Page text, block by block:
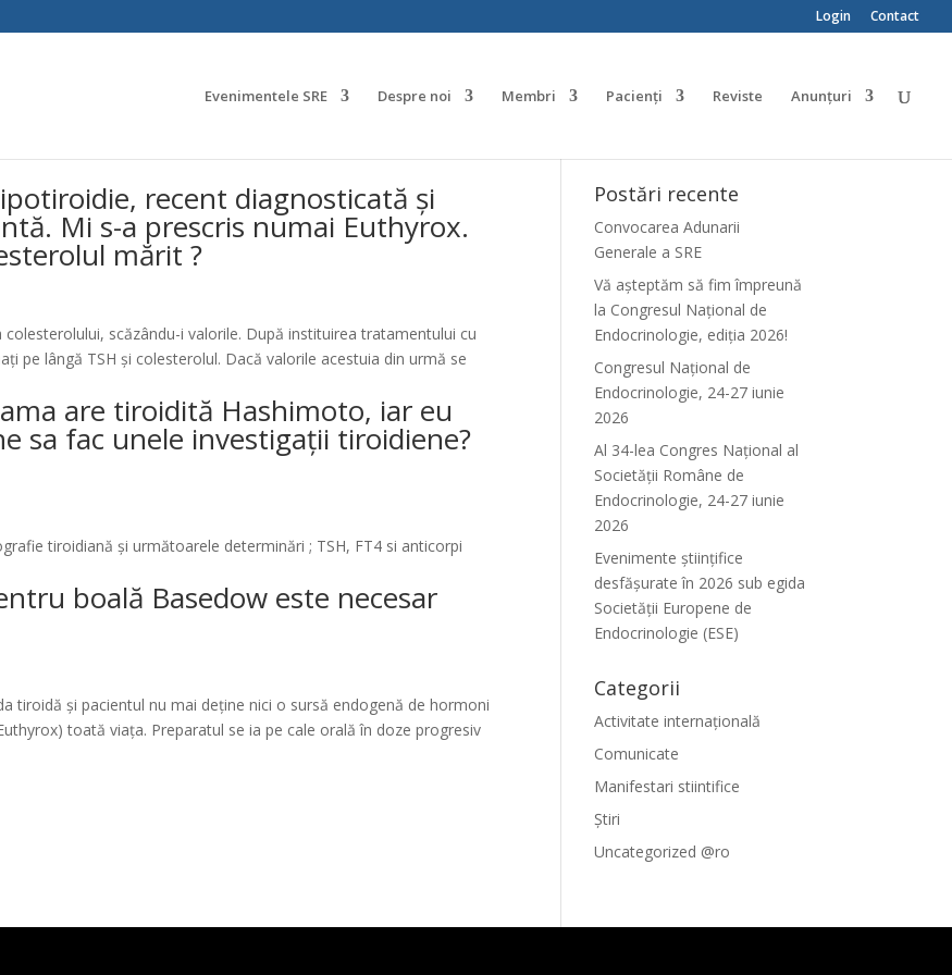
Login Contact
Evenimentele SRE Despre noi Membri Pacienți Reviste Anunțuri
recent diagnosticată și
Mi s-a prescris numai Euthyrox.
mărit ?
scăzându-i valorile. După instituirea tratamentului cu
pe lângă TSH și colesterolul. Dacă valorile acestuia din urmă se
are tiroidită Hashimoto, iar eu
sa fac unele investigații tiroidiene?
tiroidiană și următoarele determinări ; TSH, FT4 si anticorpi
boală Basedow este necesar
tiroidă și pacientul nu mai deține nici o sursă endogenă de hormoni
toată viața. Preparatul se ia pe cale orală în doze progresiv
Postări recente
Convocarea Adunarii
Generale a SRE
Vă așteptăm să fim împreună
la Congresul Național de
Endocrinologie, ediția 2026!
Congresul Național de
Endocrinologie, 24-27 iunie
2026
Al 34-lea Congres Național al
Societății Române de
Endocrinologie, 24-27 iunie
2026
Evenimente ştiinţifice
desfăşurate în 2026 sub egida
Societăţii Europene de
Endocrinologie (ESE)
Categorii
Activitate internațională
Comunicate
Manifestari stiintifice
Știri
Uncategorized @ro